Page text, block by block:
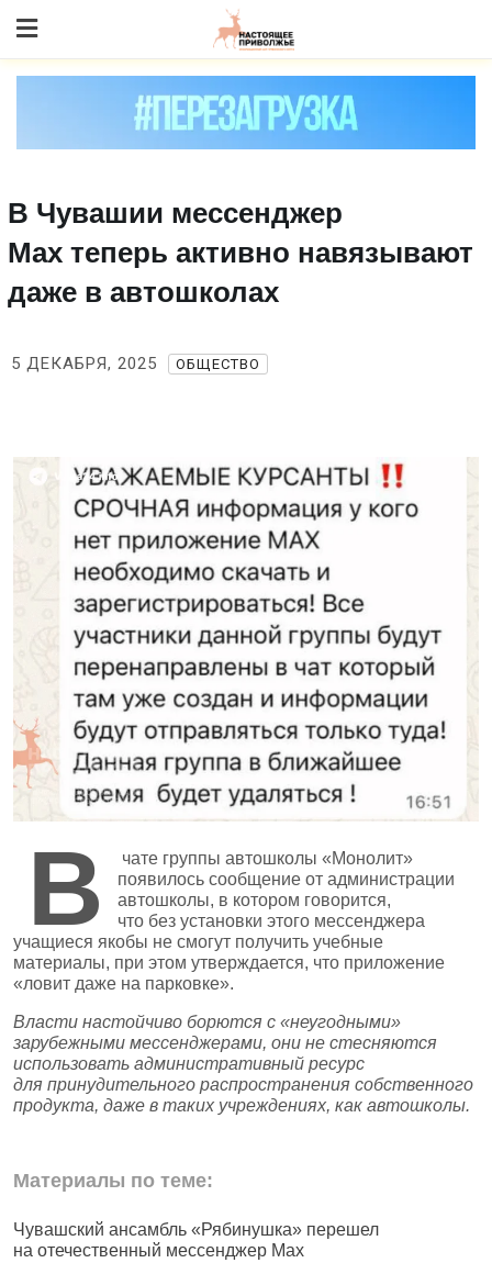
to content
В Чувашии мессенджер
Max теперь активно навязывают
даже в автошколах
5 ДЕКАБРЯ, 2025 ОБЩЕСТВО
В
чате группы автошколы «Монолит»
появилось сообщение от администрации
автошколы, в котором говорится,
что без установки этого мессенджера
учащиеся якобы не смогут получить учебные
материалы, при этом утверждается, что приложение
«ловит даже на парковке».
Власти настойчиво борются с «неугодными»
зарубежными мессенджерами, они не стесняются
использовать административный ресурс
для принудительного распространения собственного
продукта, даже в таких учреждениях, как автошколы.
Материалы по теме:
Чувашский ансамбль «Рябинушка» перешел
на отечественный мессенджер Max